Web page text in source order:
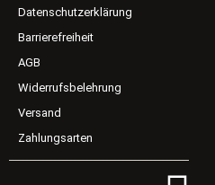
Datenschutzerklärung
Barrierefreiheit
AGB
Widerrufsbelehrung
Versand
Zahlungsarten